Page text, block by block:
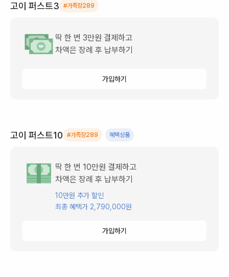
고이 퍼스트3 #가족장289
딱 한 번 3만원 결제하고
차액은 장례 후 납부하기
가입하기
고이 퍼스트10 #가족장289 혜택상품
딱 한 번 10만원 결제하고
차액은 장례 후 납부하기
10만원 추가 할인
최종 혜택가 2,790,000원
가입하기